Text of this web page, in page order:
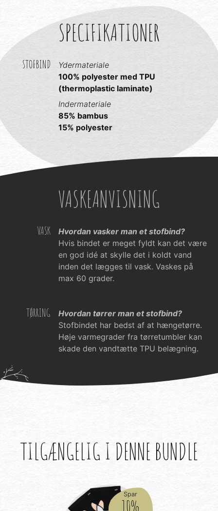
SPECIFIKATIONER
STOFBIND
Ydermateriale
100% polyester med TPU
(thermoplastic laminate)
Indermateriale
85% bambus
15% polyester
VASKEANVISNING
VASK
Hvordan vasker man et stofbind?
Hvis bindet er meget fyldt kan det være
en god idé at skylle det i koldt vand
inden det lægges til vask. Vaskes på
max 60 grader.
TØRRING
Hvordan tørrer man et stofbind?
Stofbindet har bedst af at hængetørre.
Høje varmegrader fra tørretumbler kan
skade den vandtætte TPU belægning.
TILGÆNGELIG I DENNE BUNDLE
Spar
10%